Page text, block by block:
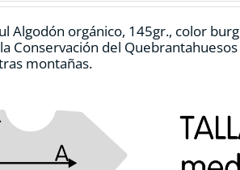
Algodón orgánico, 145gr., color
Conservación del
montañas.